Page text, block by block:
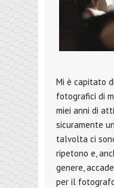
Mi è capitato
fotografici di
miei anni di
sicuramente
talvolta ci
ripetono e,
genere,
per il